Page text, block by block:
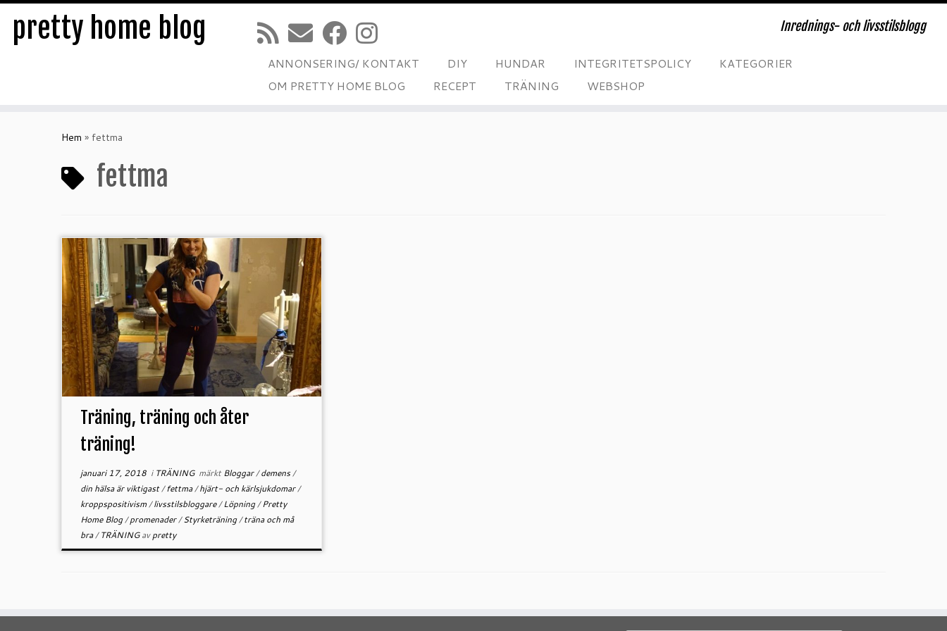
pretty home blog Inrednings- och livsstilsblogg
ANNONSERING/ KONTAKT DIY HUNDAR INTEGRITETSPOLICY
KATEGORIER
OM PRETTY HOME BLOG
RECEPT TRÄNING WEBSHOP
Hem » fettma
fettma
Träning, träning och åter
träning!
januari 17, 2018i TRÄNING märktBloggar/demens/
din hälsa är viktigast/fettma/hjärt- och kärlsjukdomar/
kroppspositivism/livsstilsbloggare/Löpning/Pretty
Home Blog/promenader/Styrketräning/träna och må
bra/TRÄNINGavpretty